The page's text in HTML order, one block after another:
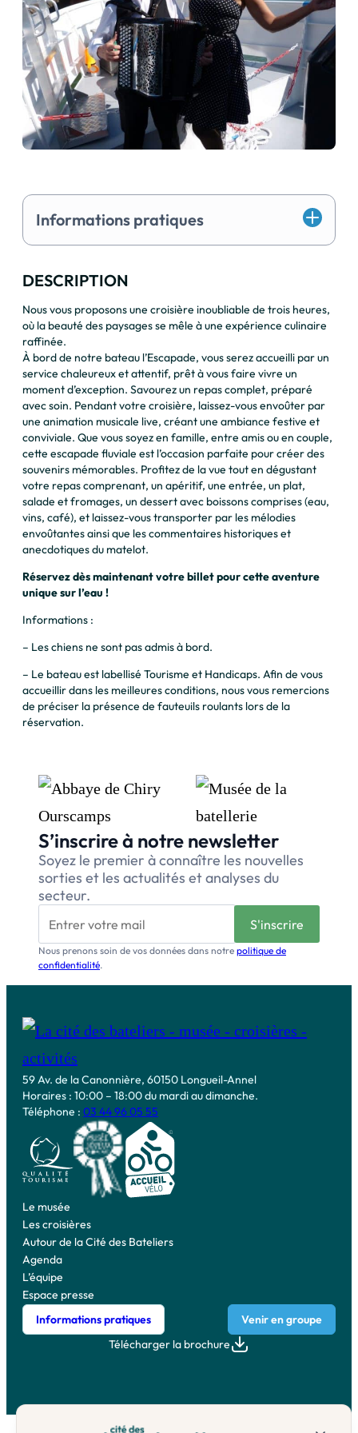
Informations pratiques
DESCRIPTION
Nous vous proposons une croisière inoubliable de trois heures,
où la beauté des paysages se mêle à une expérience culinaire
raffinée.
À bord de notre bateau l’Escapade, vous serez accueilli par un
service chaleureux et attentif, prêt à vous faire vivre un
moment d’exception. Savourez un repas complet, préparé
avec soin. Pendant votre croisière, laissez-vous envoûter par
une animation musicale live, créant une ambiance festive et
conviviale. Que vous soyez en famille, entre amis ou en couple,
cette escapade fluviale est l’occasion parfaite pour créer des
souvenirs mémorables. Profitez de la vue tout en dégustant
votre repas comprenant, un apéritif, une entrée, un plat,
salade et fromages, un dessert avec boissons comprises (eau,
vins, café), et laissez-vous transporter par les mélodies
envoûtantes ainsi que les commentaires historiques et
anecdotiques du matelot.
Réservez dès maintenant votre billet pour cette aventure
unique sur l’eau !
Informations :
– Les chiens ne sont pas admis à bord.
– Le bateau est labellisé Tourisme et Handicaps. Afin de vous
accueillir dans les meilleures conditions, nous vous remercions
de préciser la présence de fauteuils roulants lors de la
réservation.
S’inscrire à notre newsletter
Soyez le premier à connaître les nouvelles
sorties et les actualités et analyses du
secteur.
Nous prenons soin de vos données dans notre politique de
confidentialité.
59 Av. de la Canonnière, 60150 Longueil-Annel
Horaires : 10:00 – 18:00 du mardi au dimanche.
Téléphone : 03 44 96 05 55
Le musée
Les croisières
Autour de la Cité des Bateliers
Agenda
L’équipe
Espace presse
Informations pratiques
Venir en groupe
Télécharger la brochure